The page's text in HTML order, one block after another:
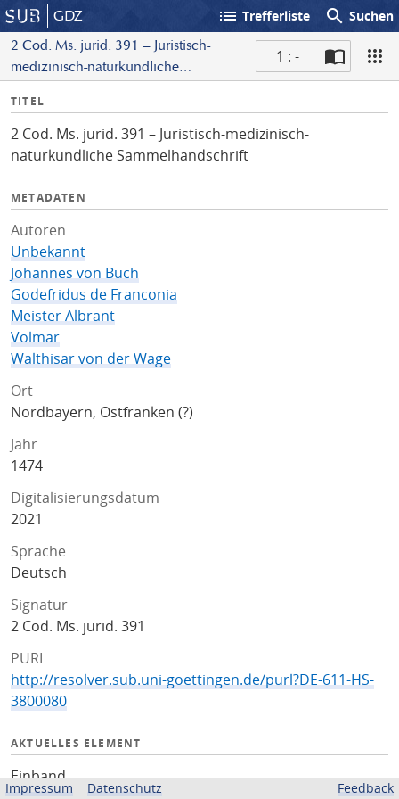
GDZ list Trefferliste search Suchen
2 Cod. Ms. jurid. 391 – Juristisch-
medizinisch-naturkundliche
1 : -
I
f
o
TITEL
2 Cod. Ms. jurid. 391 – Juristisch-medizinisch-
naturkundliche Sammelhandschrift
METADATEN
Autoren
Unbekannt
Johannes von Buch
Godefridus de Franconia
Meister Albrant
Volmar
Walthisar von der Wage
Ort
Nordbayern, Ostfranken (?)
Jahr
1474
Digitalisierungsdatum
2021
Sprache
Deutsch
Signatur
2 Cod. Ms. jurid. 391
PURL
http://resolver.sub.uni-goettingen.de/purl?DE-611-HS-
3800080
AKTUELLES ELEMENT
Einband
Impressum Datenschutz Feedback